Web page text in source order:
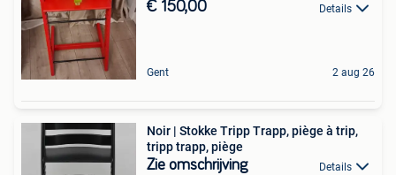
€ 150,00 Details
Gent 2 aug 26
Noir | Stokke Tripp Trapp, piège à trip,
tripp trapp, piège
Zie omschrijving Details